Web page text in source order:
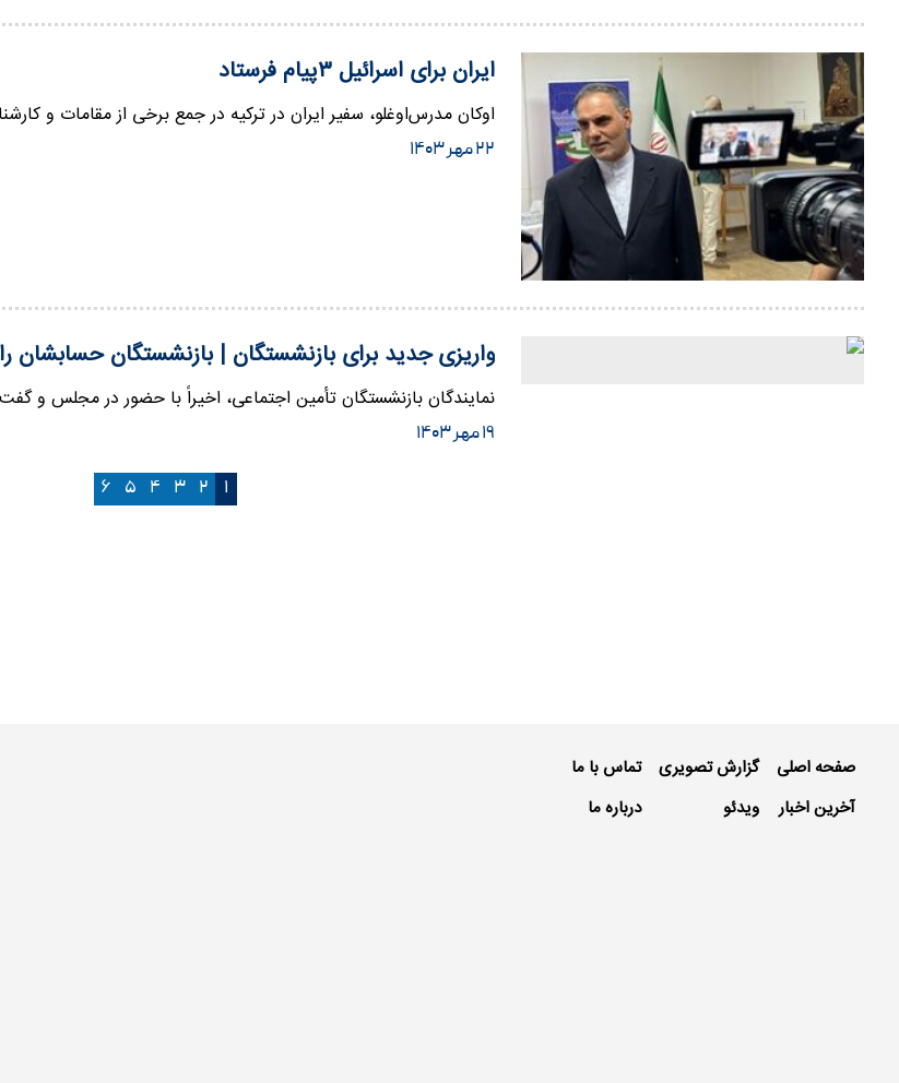
ایران برای اسرائیل ۳پیام فرستاد
اوکان مدرس‌اوغلو، سفیر ایران در ترکیه در جمع برخی از مقامات و
۲۲ مهر ۱۴۰۳
واریزی جدید برای بازنشستگان | بازنشستگان حسابشان
نمایندگان بازنشستگان تأمین اجتماعی، اخیراً با حضور در مجلس و
۱۹ مهر ۱۴۰۳
۱ ۲ ۳ ۴ ۵ ۶
صفحه اصلی
آخرین اخبار
گزارش تصویری
ویدئو
تماس با ما
درباره ما